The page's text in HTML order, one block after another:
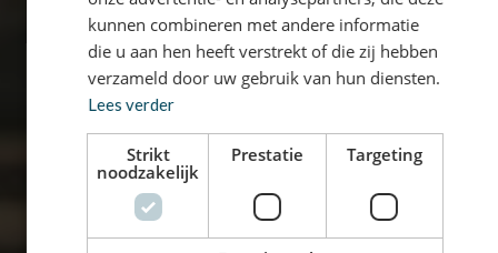
kunnen combineren met andere informatie
die u aan hen heeft verstrekt of die zij hebben
verzameld door uw gebruik van hun diensten.
Lees verder
Strikt
noodzakelijk
Prestatie Targeting